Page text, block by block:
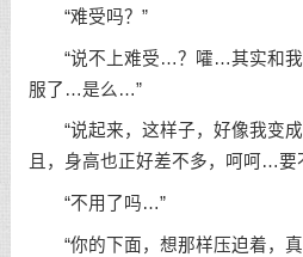
“难受吗？”
“说不上难受…？嚯…其实和我
服了…是么…”
“说起来，这样子，好像我变成
且，身高也正好差不多，呵呵…要
“不用了吗…”
“你的下面，想那样压迫着，真